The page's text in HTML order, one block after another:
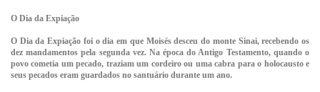
O Dia da Expiação
O Dia da Expiação foi o dia em que Moisés desceu do monte Sinai, recebendo os
dez mandamentos pela segunda vez. Na época do Antigo Testamento, quando o
povo cometia um pecado, traziam um cordeiro ou uma cabra para o holocausto e
seus pecados eram guardados no santuário durante um ano.